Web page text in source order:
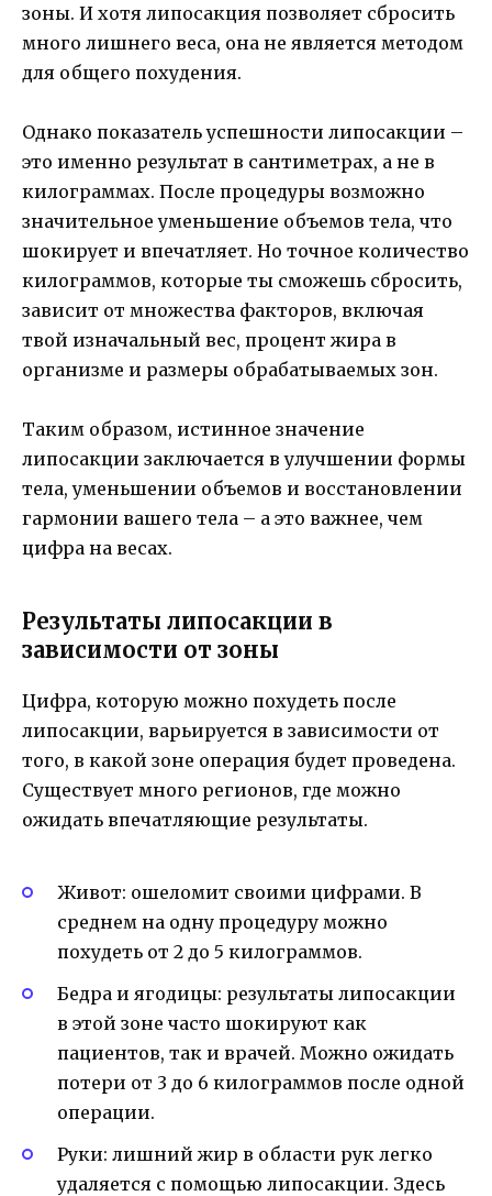
зоны. И хотя липосакция позволяет сбросить
много лишнего веса, она не является методом
для общего похудения.
Однако показатель успешности липосакции –
это именно результат в сантиметрах, а не в
килограммах. После процедуры возможно
значительное уменьшение объемов тела, что
шокирует и впечатляет. Но точное количество
килограммов, которые ты сможешь сбросить,
зависит от множества факторов, включая
твой изначальный вес, процент жира в
организме и размеры обрабатываемых зон.
Таким образом, истинное значение
липосакции заключается в улучшении формы
тела, уменьшении объемов и восстановлении
гармонии вашего тела – а это важнее, чем
цифра на весах.
Результаты липосакции в
зависимости от зоны
Цифра, которую можно похудеть после
липосакции, варьируется в зависимости от
того, в какой зоне операция будет проведена.
Существует много регионов, где можно
ожидать впечатляющие результаты.
Живот: ошеломит своими цифрами. В
среднем на одну процедуру можно
похудеть от 2 до 5 килограммов.
Бедра и ягодицы: результаты липосакции
в этой зоне часто шокируют как
пациентов, так и врачей. Можно ожидать
потери от 3 до 6 килограммов после одной
операции.
Руки: лишний жир в области рук легко
удаляется с помощью липосакции. Здесь